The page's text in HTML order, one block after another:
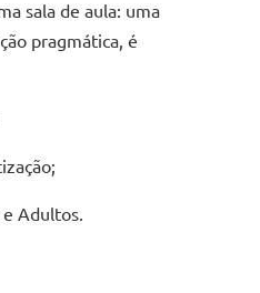
sala de aula: uma
pragmática, é
Adultos.